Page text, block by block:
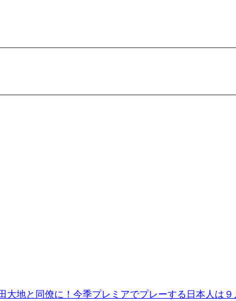
地と同僚に！今季プレミアでプレーする日本人は９